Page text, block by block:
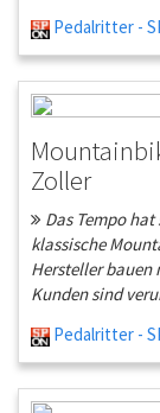
Pedalritter -
Zoller
Das Tempo
klassische
Hersteller bauen
Kunden sind
Pedalritter -